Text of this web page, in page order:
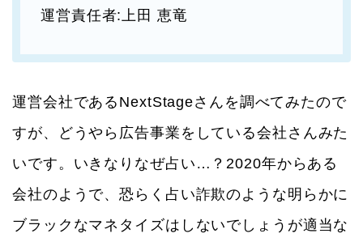
運営責任者:上田 恵竜
運営会社であるNextStageさんを調べてみたので
すが、どうやら広告事業をしている会社さんみた
いです。いきなりなぜ占い…？2020年からある
会社のようで、恐らく占い詐欺のような明らかに
ブラックなマネタイズはしないでしょうが適当な